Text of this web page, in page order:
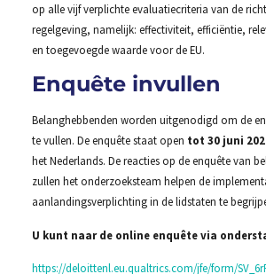
op alle vijf verplichte evaluatiecriteria van de
regelgeving, namelijk: effectiviteit, efficiëntie,
en toegevoegde waarde voor de EU.
Enquête invullen
Belanghebbenden worden uitgenodigd om de
te vullen. De enquête staat open tot 30 juni
het Nederlands. De reacties op de enquête van
zullen het onderzoeksteam helpen de
aanlandingsverplichting in de lidstaten te
U kunt naar de online enquête via
https://deloittenl.eu.qualtrics.com/jfe/form/